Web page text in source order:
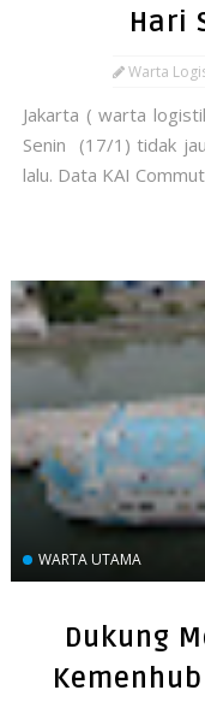
Hari
Warta
Jakarta ( warta
Senin (17/1) tidak
lalu. Data KAI
WARTA UTAMA
Dukung